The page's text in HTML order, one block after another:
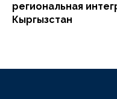
региональная
Кыргызстан